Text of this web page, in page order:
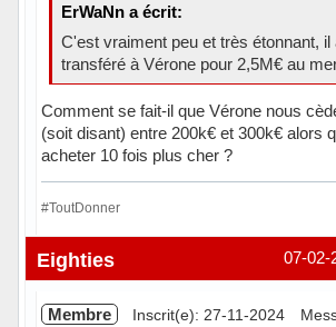
ErWaNn a écrit:
C'est vraiment peu et très étonnant, il
transféré à Vérone pour 2,5M€ au
Comment se fait-il que Vérone nous
(soit disant) entre 200k€ et 300k€ alors
acheter 10 fois plus cher ?
#ToutDonner
Hors ligne 07-02-
Eighties
Membre Inscrit(e): 27-11-2024